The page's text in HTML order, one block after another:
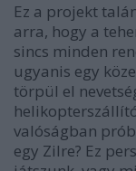
Ez a projekt
arra, hogy a
sincs minden
ugyanis egy
törpül el
valóságban
egy Zilre? Ez